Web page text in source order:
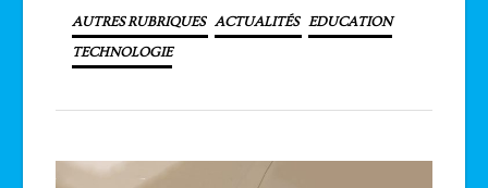
AUTRES RUBRIQUES ACTUALITÉS EDUCATION
TECHNOLOGIE